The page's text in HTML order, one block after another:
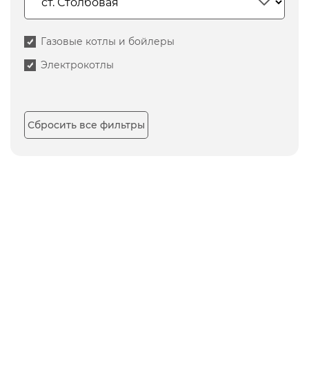
Газовые котлы и бойлеры
Электрокотлы
Сбросить все фильтры